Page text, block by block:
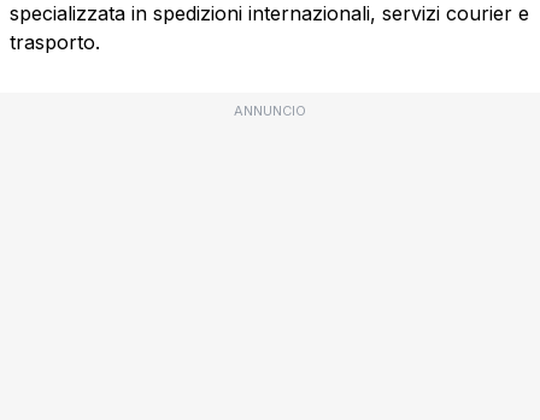
specializzata in spedizioni internazionali, servizi courier e
trasporto.
ANNUNCIO